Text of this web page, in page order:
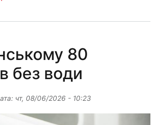
80
без води
чт, 08/06/2026 - 10:23